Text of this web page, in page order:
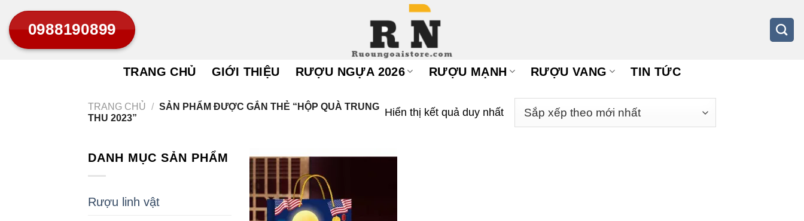
qua
nội
0988190899
TRANG CHỦ GIỚI THIỆU RƯỢU NGỰA 2026 RƯỢU MẠNH RƯỢU VANG TIN TỨC
TRANG CHỦ / SẢN PHẨM ĐƯỢC GẮN THẺ “HỘP QUÀ TRUNG
THU 2023”
Hiển thị kết quả duy nhất
DANH MỤC SẢN PHẨM
Rượu linh vật